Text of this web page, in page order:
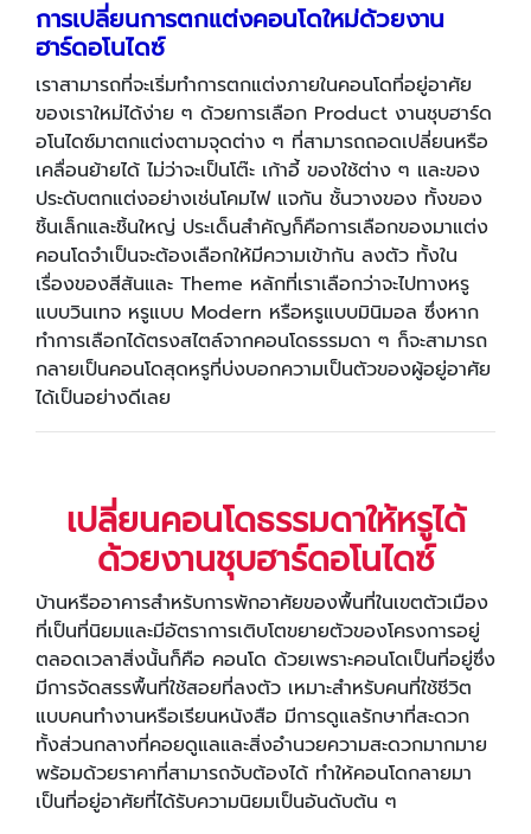
การเปลี่ยนการตกแต่งคอนโดใหม่ด้วยงาน
ฮาร์ดอโนไดซ์
เราสามารถที่จะเริ่มทำการตกแต่งภายในคอนโดที่อยู่อาศัย
ของเราใหม่ได้ง่าย ๆ ด้วยการเลือก Product งานชุบฮาร์ด
อโนไดซ์มาตกแต่งตามจุดต่าง ๆ ที่สามารถถอดเปลี่ยนหรือ
เคลื่อนย้ายได้ ไม่ว่าจะเป็นโต๊ะ เก้าอี้ ของใช้ต่าง ๆ และของ
ประดับตกแต่งอย่างเช่นโคมไฟ แจกัน ชั้นวางของ ทั้งของ
ชิ้นเล็กและชิ้นใหญ่ ประเด็นสำคัญก็คือการเลือกของมาแต่ง
คอนโดจำเป็นจะต้องเลือกให้มีความเข้ากัน ลงตัว ทั้งใน
เรื่องของสีสันและ Theme หลักที่เราเลือกว่าจะไปทางหรู
แบบวินเทจ หรูแบบ Modern หรือหรูแบบมินิมอล ซึ่งหาก
ทำการเลือกได้ตรงสไตล์จากคอนโดธรรมดา ๆ ก็จะสามารถ
กลายเป็นคอนโดสุดหรูที่บ่งบอกความเป็นตัวของผู้อยู่อาศัย
ได้เป็นอย่างดีเลย
เปลี่ยนคอนโดธรรมดาให้หรูได้
ด้วยงานชุบฮาร์ดอโนไดซ์
บ้านหรืออาคารสำหรับการพักอาศัยของพื้นที่ในเขตตัวเมือง
ที่เป็นที่นิยมและมีอัตราการเติบโตขยายตัวของโครงการอยู่
ตลอดเวลาสิ่งนั้นก็คือ คอนโด ด้วยเพราะคอนโดเป็นที่อยู่ซึ่ง
มีการจัดสรรพื้นที่ใช้สอยที่ลงตัว เหมาะสำหรับคนที่ใช้ชีวิต
แบบคนทำงานหรือเรียนหนังสือ มีการดูแลรักษาที่สะดวก
ทั้งส่วนกลางที่คอยดูแลและสิ่งอำนวยความสะดวกมากมาย
พร้อมด้วยราคาที่สามารถจับต้องได้ ทำให้คอนโดกลายมา
เป็นที่อยู่อาศัยที่ได้รับความนิยมเป็นอันดับต้น ๆ